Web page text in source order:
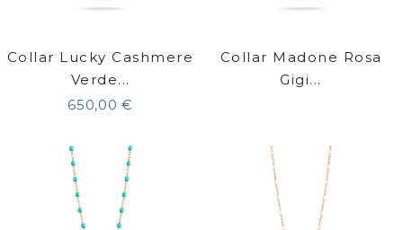
Collar Lucky Cashmere
Verde...
650,00 €
Collar Madone Rosa
Gigi...